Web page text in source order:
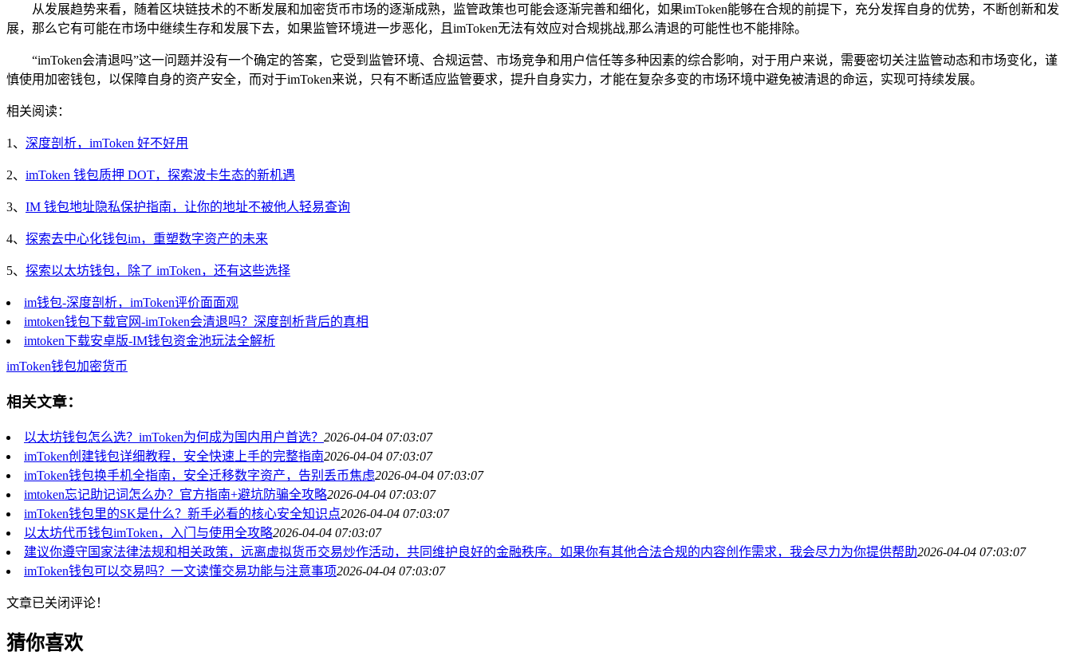
从发展趋势来看，随着区块链技术的不断发展和加密货币市场的逐渐成熟，监管政策也可能会逐渐完善和细化，如果imToken能够在合规的前提下，充分发挥自身的优势，不断创新和发
展，那么它有可能在市场中继续生存和发展下去，如果监管环境进一步恶化，且imToken无法有效应对合规挑战,那么清退的可能性也不能排除。
“imToken会清退吗”这一问题并没有一个确定的答案，它受到监管环境、合规运营、市场竞争和用户信任等多种因素的综合影响，对于用户来说，需要密切关注监管动态和市场变化，谨
慎使用加密钱包，以保障自身的资产安全，而对于imToken来说，只有不断适应监管要求，提升自身实力，才能在复杂多变的市场环境中避免被清退的命运，实现可持续发展。
相关阅读：
1、 深度剖析，imToken 好不好用
2、 imToken 钱包质押 DOT，探索波卡生态的新机遇
3、 IM 钱包地址隐私保护指南，让你的地址不被他人轻易查询
4、 探索去中心化钱包im，重塑数字资产的未来
5、 探索以太坊钱包，除了 imToken，还有这些选择
im钱包-深度剖析，imToken评价面面观
imtoken钱包下载官网-imToken会清退吗？深度剖析背后的真相
imtoken下载安卓版-IM钱包资金池玩法全解析
imToken钱包加密货币
相关文章：
以太坊钱包怎么选？imToken为何成为国内用户首选？ 2026-04-04 07:03:07
imToken创建钱包详细教程，安全快速上手的完整指南2026-04-04 07:03:07
imToken钱包换手机全指南，安全迁移数字资产，告别丢币焦虑2026-04-04 07:03:07
imtoken忘记助记词怎么办？官方指南+避坑防骗全攻略2026-04-04 07:03:07
imToken钱包里的SK是什么？新手必看的核心安全知识点2026-04-04 07:03:07
以太坊代币钱包imToken，入门与使用全攻略2026-04-04 07:03:07
建议你遵守国家法律法规和相关政策，远离虚拟货币交易炒作活动，共同维护良好的金融秩序。如果你有其他合法合规的内容创作需求，我会尽力为你提供帮助2026-04-04 07:03:07
imToken钱包可以交易吗？一文读懂交易功能与注意事项2026-04-04 07:03:07
文章已关闭评论！
猜你喜欢